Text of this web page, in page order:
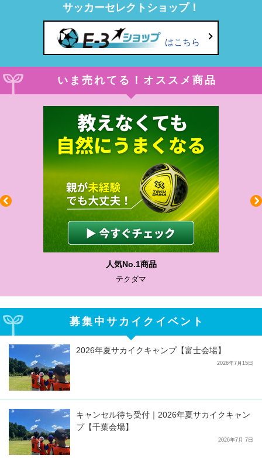
サッカーセレクトショップ！
はこちら
いま売れてる！オススメ商品
人気No.1商品
テクダマ
募集中サカイクイベント
2026年夏サカイクキャンプ【富士会場】
2026年7月15日
キャンセル待ち受付｜2026年夏サカイクキャン
プ【千葉会場】
2026年7月 7日